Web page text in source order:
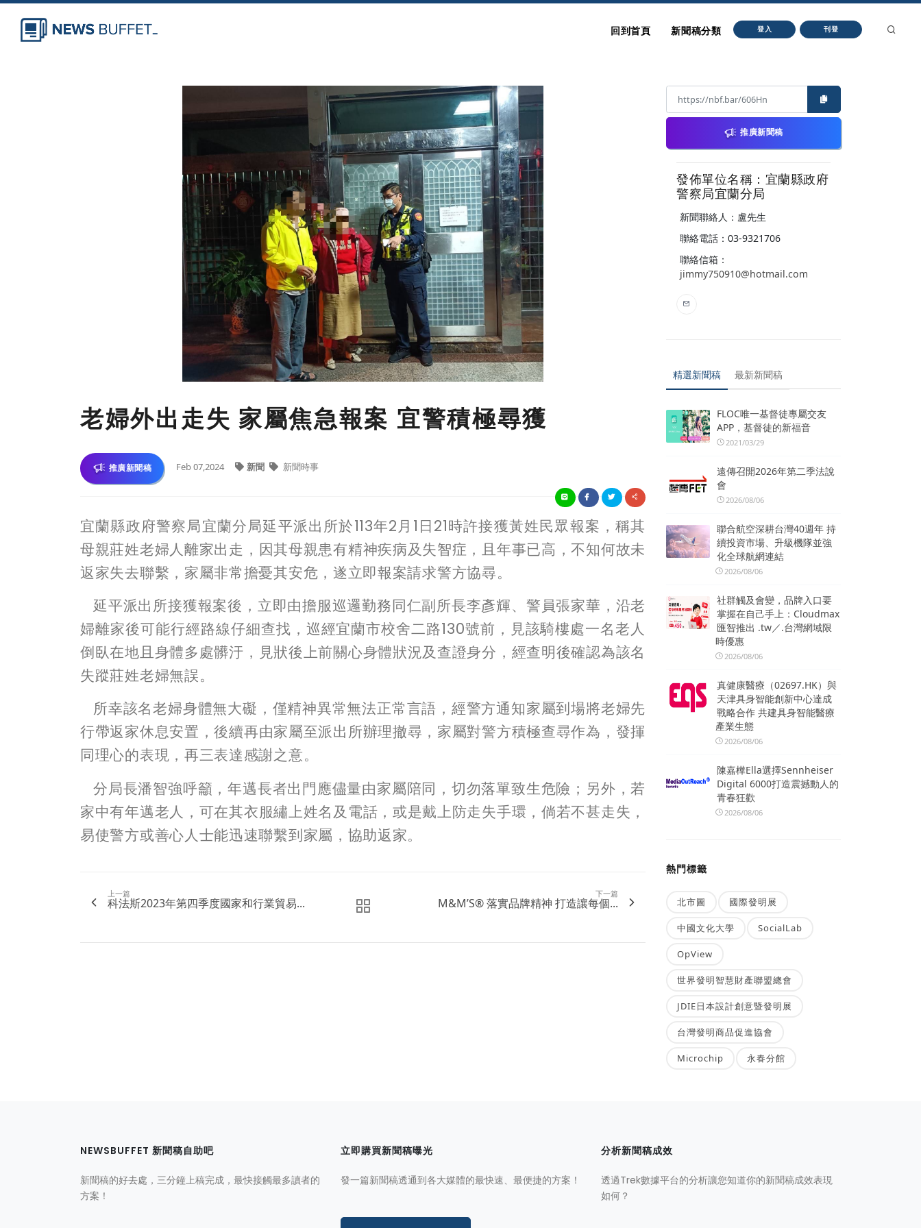
回到首頁 新聞稿分類 登入 刊登
老婦外出走失 家屬焦急報案 宜警積極尋獲
推廣新聞稿 Feb 07,2024 新聞 新聞時事
宜蘭縣政府警察局宜蘭分局延平派出所於113年2月1日21時許接獲黃姓民眾報案，稱其
母親莊姓老婦人離家出走，因其母親患有精神疾病及失智症，且年事已高，不知何故未
返家失去聯繫，家屬非常擔憂其安危，遂立即報案請求警方協尋。
延平派出所接獲報案後，立即由擔服巡邏勤務同仁副所長李彥輝、警員張家華，沿老
婦離家後可能行經路線仔細查找，巡經宜蘭市校舍二路130號前，見該騎樓處一名老人
倒臥在地且身體多處髒汙，見狀後上前關心身體狀況及查證身分，經查明後確認為該名
失蹤莊姓老婦無誤。
所幸該名老婦身體無大礙，僅精神異常無法正常言語，經警方通知家屬到場將老婦先
行帶返家休息安置，後續再由家屬至派出所辦理撤尋，家屬對警方積極查尋作為，發揮
同理心的表現，再三表達感謝之意。
分局長潘智強呼籲，年邁長者出門應儘量由家屬陪同，切勿落單致生危險；另外，若
家中有年邁老人，可在其衣服繡上姓名及電話，或是戴上防走失手環，倘若不甚走失，
易使警方或善心人士能迅速聯繫到家屬，協助返家。
上一篇
科法斯2023年第四季度國家和行業貿易...
下一篇
M&M’S® 落實品牌精神 打造讓每個...
推廣新聞稿
發佈單位名稱：宜蘭縣政府
警察局宜蘭分局
新聞聯絡人：盧先生
聯絡電話：03-9321706
聯絡信箱：
jimmy750910@hotmail.com
精選新聞稿 最新新聞稿
FLOC唯一基督徒專屬交友
APP，基督徒的新福音
2021/03/29
遠傳召開2026年第二季法說
會
2026/08/06
聯合航空深耕台灣40週年 持
續投資市場、升級機隊並強
化全球航網連結
2026/08/06
社群觸及會變，品牌入口要
掌握在自己手上：Cloudmax
匯智推出 .tw／.台灣網域限
時優惠
2026/08/06
真健康醫療（02697.HK）與
天津具身智能創新中心達成
戰略合作 共建具身智能醫療
產業生態
2026/08/06
陳嘉樺Ella選擇Sennheiser
Digital 6000打造震撼動人的
青春狂歡
2026/08/06
熱門標籤
北市圖 國際發明展
中國文化大學 SocialLab
OpView
世界發明智慧財產聯盟總會
JDIE日本設計創意暨發明展
台灣發明商品促進協會
Microchip 永春分館
NEWSBUFFET 新聞稿自助吧
新聞稿的好去處，三分鐘上稿完成，最快接觸最多讀者的
方案！
立即購買新聞稿曝光
發一篇新聞稿透通到各大媒體的最快速、最便捷的方案！
分析新聞稿成效
透過Trek數據平台的分析讓您知道你的新聞稿成效表現
如何？